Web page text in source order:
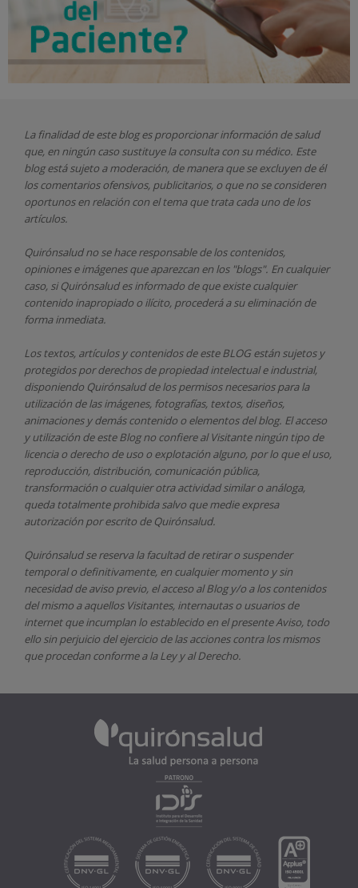
La finalidad de este blog es proporcionar información de salud
que, en ningún caso sustituye la consulta con su médico. Este
blog está sujeto a moderación, de manera que se excluyen de él
los comentarios ofensivos, publicitarios, o que no se consideren
oportunos en relación con el tema que trata cada uno de los
artículos.
Quirónsaludno se hace responsable de los contenidos,
opiniones e imágenes que aparezcan en los "blogs". En cualquier
caso, si Quirónsaludes informado de que existe cualquier
contenido inapropiado o ilícito, procederá a su eliminación de
forma inmediata.
Los textos, artículos y contenidos de este BLOG están sujetos y
protegidos por derechos de propiedad intelectual e industrial,
disponiendo Quirónsaludde los permisos necesarios para la
utilización de las imágenes, fotografías, textos, diseños,
animaciones y demás contenido o elementos del blog. El acceso
y utilización de este Blog no confiere al Visitante ningún tipo de
licencia o derecho de uso o explotación alguno, por lo que el uso,
reproducción, distribución, comunicación pública,
transformación o cualquier otra actividad similar o análoga,
queda totalmente prohibida salvo que medie expresa
autorización por escrito de Quirónsalud.
Quirónsaludse reserva la facultad de retirar o suspender
temporal o definitivamente, en cualquier momento y sin
necesidad de aviso previo, el acceso al Blog y/o a los contenidos
del mismo a aquellos Visitantes, internautas o usuarios de
internet que incumplan lo establecido en el presente Aviso, todo
ello sin perjuicio del ejercicio de las acciones contra los mismos
que procedan conforme a la Ley y al Derecho.